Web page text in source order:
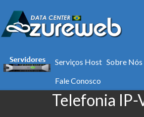
Serviços Host Sobre Nós
Fale Conosco
Servidores
Telefonia IP-